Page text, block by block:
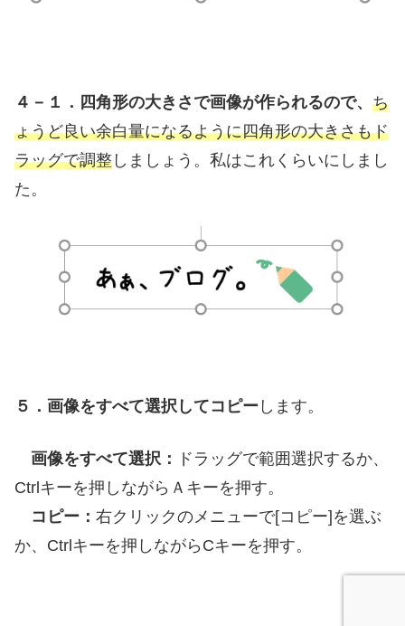
４－１．四角形の大きさで画像が作られるので、 ち
ょうど良い余白量になるように四角形の大きさもド
ラッグで調整 しましょう。私はこれくらいにしまし
た。
５．画像をすべて選択してコピー します。
画像をすべて選択：
ドラッグで範囲選択するか、
Ctrlキーを押しながらＡキーを押す。
コピー： 右クリックのメニューで[コピー]を選ぶ
か、Ctrlキーを押しながらCキーを押す。